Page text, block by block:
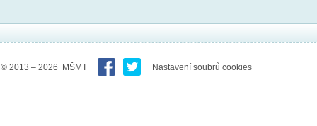
© 2013 – 2026 MŠMT Nastavení soubrů cookies